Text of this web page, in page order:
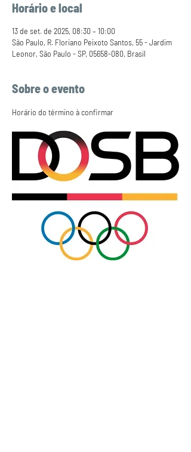
Horário e local
13 de set. de 2025, 08:30 – 10:00
São Paulo, R. Floriano Peixoto Santos, 55 - Jardim
Leonor, São Paulo - SP, 05658-080, Brasil
Sobre o evento
Horário do término à confirmar